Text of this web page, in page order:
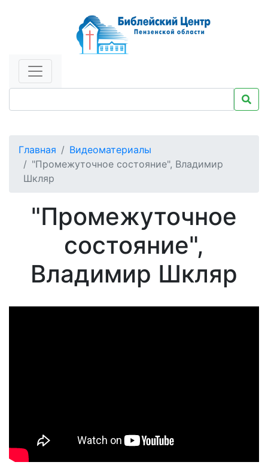
Главная
Видеоматериалы
"Промежуточное состояние", Владимир
Шкляр
"Промежуточное
состояние",
Владимир Шкляр